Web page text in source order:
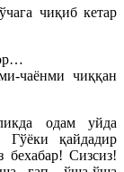
чиқиб кетар
чаёнми чиққан
одам уйда
Гўёки қайдадир
бехабар! Сизсиз!